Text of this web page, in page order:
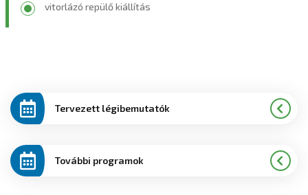
vitorlázó repülő kiállítás
Tervezett légibemutatók
További programok